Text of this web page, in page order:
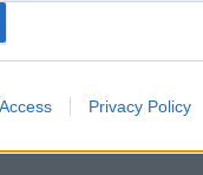
Privacy Policy
līdz pleskavenei